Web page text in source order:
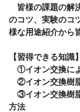
皆様の課題の解
のコツ、実験のコ
様な用途紹介から
【習得できる知識】
①イオン交換に
②イオン交換樹
③イオン交換樹
方法